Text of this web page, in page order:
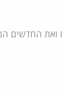
החדשים